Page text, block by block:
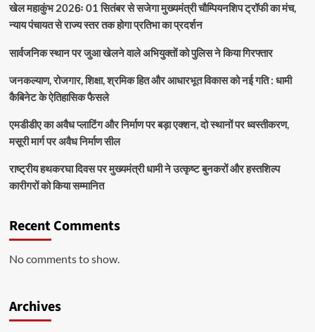
खेल महाकुंभ 2026ः 01 सितंबर से सजेगा मुख्यमंत्री चौम्पियनशिप ट्रॉफी का मंच,
न्याय पंचायत से राज्य स्तर तक होगा प्रतिभा का प्रदर्शन
सार्वजनिक स्थान पर जुआ खेलने वाले अभियुक्तों को पुलिस ने किया गिरफ्तार
जनकल्याण, रोजगार, शिक्षा, श्रमिक हित और आधारभूत विकास को नई गति : धामी
कैबिनेट के ऐतिहासिक फैसले
एमडीडीए का अवैध प्लाटिंग और निर्माण पर बड़ा एक्शन, दो स्थानों पर ध्वस्तीकरण,
मसूरी मार्ग पर अवैध निर्माण सील
राष्ट्रीय हथकरघा दिवस पर मुख्यमंत्री धामी ने उत्कृष्ट बुनकरों और हस्तशिल्प
कारीगरों को किया सम्मानित
Recent Comments
No comments to show.
Archives